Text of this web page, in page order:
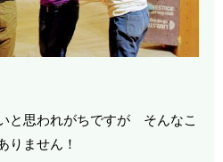
と思われがちですが そんなこ
りません！